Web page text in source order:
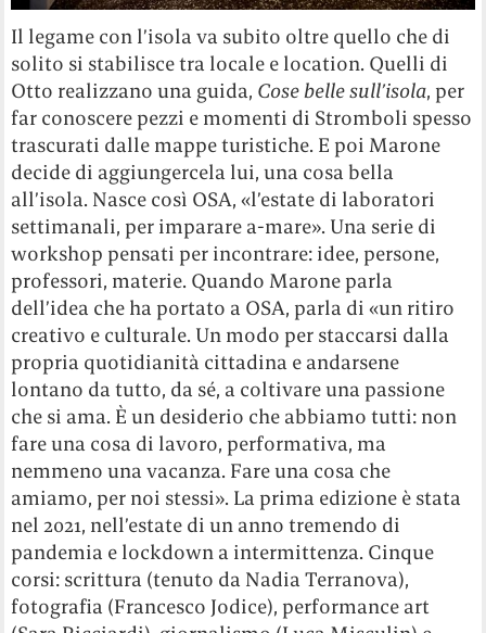
Il legame con l’isola va subito oltre quello che di
solito si stabilisce tra locale e location. Quelli di
Otto realizzano una guida, Cose belle sull’isola, per
far conoscere pezzi e momenti di Stromboli spesso
trascurati dalle mappe turistiche. E poi Marone
decide di aggiungercela lui, una cosa bella
all’isola. Nasce così OSA, «l’estate di laboratori
settimanali, per imparare a-mare». Una serie di
workshop pensati per incontrare: idee, persone,
professori, materie. Quando Marone parla
dell’idea che ha portato a OSA, parla di «un ritiro
creativo e culturale. Un modo per staccarsi dalla
propria quotidianità cittadina e andarsene
lontano da tutto, da sé, a coltivare una passione
che si ama. È un desiderio che abbiamo tutti: non
fare una cosa di lavoro, performativa, ma
nemmeno una vacanza. Fare una cosa che
amiamo, per noi stessi». La prima edizione è stata
nel 2021, nell’estate di un anno tremendo di
pandemia e lockdown a intermittenza. Cinque
corsi: scrittura (tenuto da Nadia Terranova),
fotografia (Francesco Jodice), performance art